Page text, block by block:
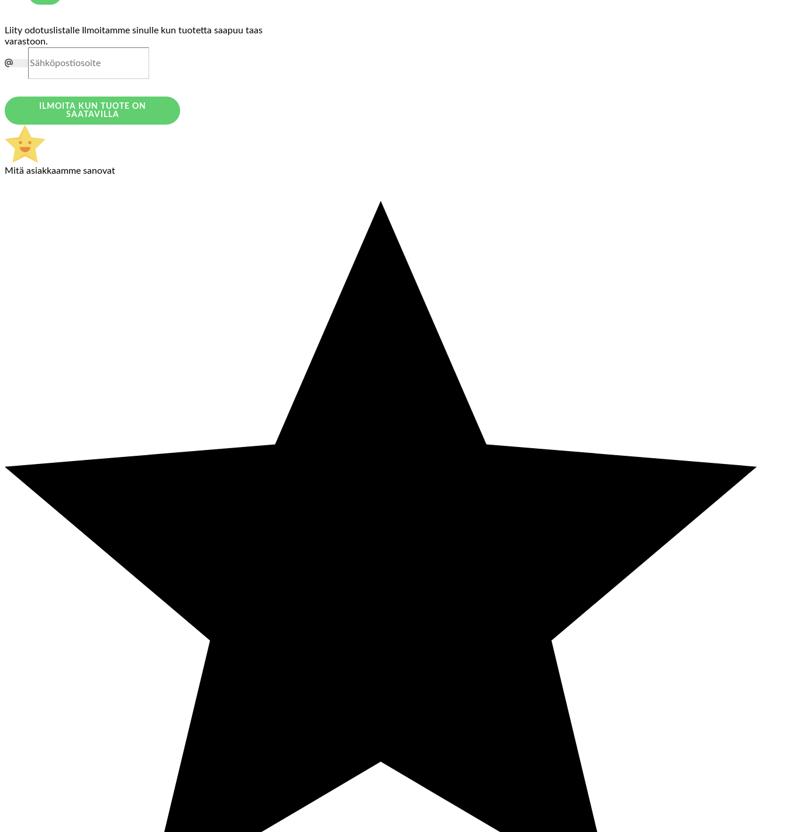
Liity odotuslistalle
Ilmoitamme sinulle kun tuotetta saapuu taas
varastoon.
ILMOITA KUN TUOTE ON
SAATAVILLA
Mitä asiakkaamme sanovat